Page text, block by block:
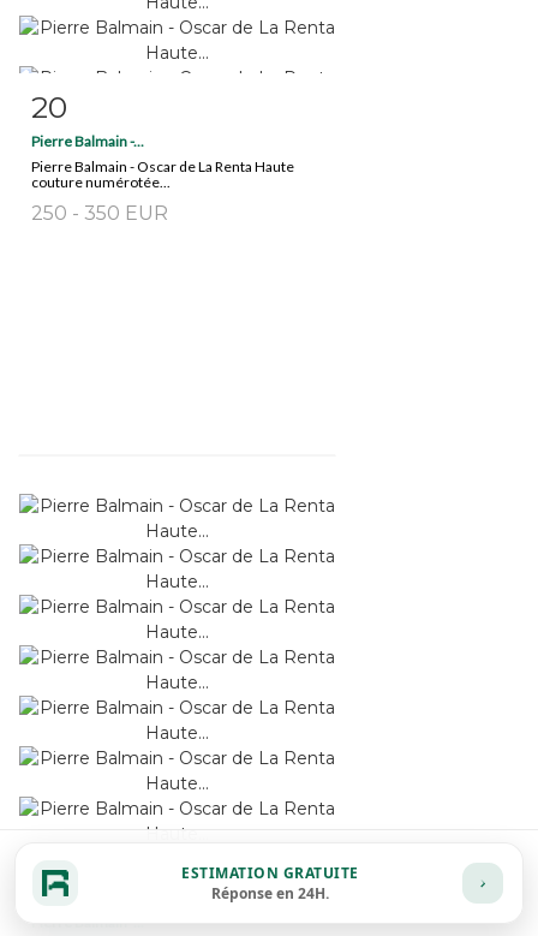
Fiche détaillée
20
Pierre Balmain -...
Pierre Balmain - Oscar de La Renta Haute
couture numérotée...
250 - 350 EUR
Fiche détaillée Zoom
21
Pierre Balmain -...
ESTIMATION GRATUITE
Réponse en 24H.